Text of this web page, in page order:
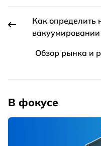
Как определить
Обзор рынка и
В фокусе